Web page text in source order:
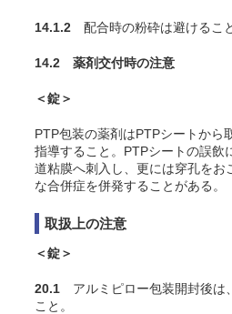
14.1.2 配合時の粉砕は避けること
14.2 薬剤交付時の注意
＜錠＞
PTP包装の薬剤はPTPシートから
指導すること。PTPシートの誤飲
道粘膜へ刺入し、更には穿孔をお
な合併症を併発することがある。
取扱上の注意
＜錠＞
20.1 アルミピロー包装開封後は
こと。